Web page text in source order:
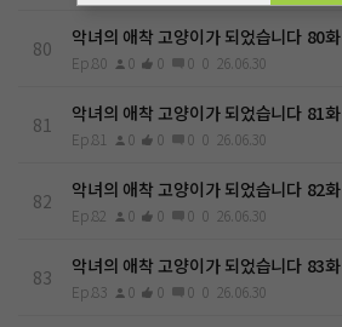
80 악녀의 애착 고양이가 되었습니다 80화
Ep.80 0 0 0 0 26.06.30
81 악녀의 애착 고양이가 되었습니다 81화
Ep.81 0 0 0 0 26.06.30
82 악녀의 애착 고양이가 되었습니다 82화
Ep.82 0 0 0 0 26.06.30
83 악녀의 애착 고양이가 되었습니다 83화
Ep.83 0 0 0 0 26.06.30